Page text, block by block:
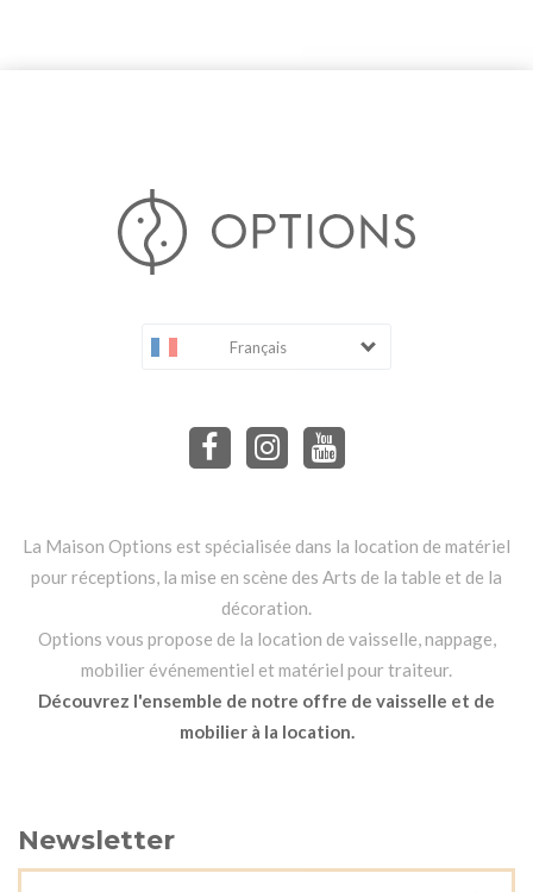
Français
La Maison Options est spécialisée dans la location de matériel
pour réceptions, la mise en scène des Arts de la table et de la
décoration.
Options vous propose de la location de vaisselle, nappage,
mobilier événementiel et matériel pour traiteur.
Découvrez l'ensemble de notre offre de vaisselle et de
mobilier à la location.
Newsletter